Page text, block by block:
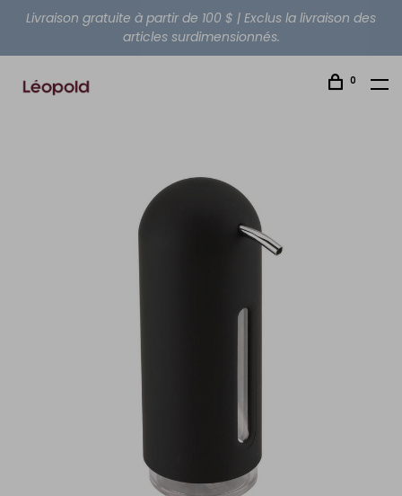
Livraison gratuite à partir de 100 $ | Exclus la livraison des
articles surdimensionnés.
0